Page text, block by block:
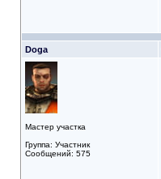
Doga
Мастер участка
Группа: Участник
Сообщений: 575